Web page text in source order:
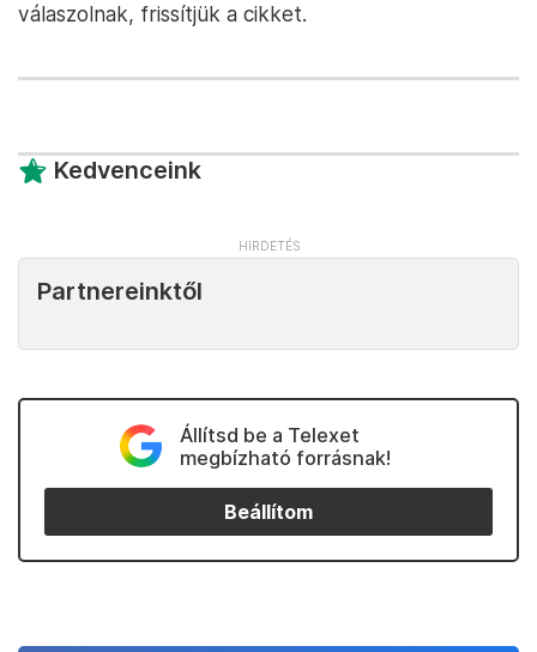
válaszolnak, frissítjük a cikket.
Kedvenceink
Partnereinktől
Állítsd be a Telexet
megbízható forrásnak!
Beállítom